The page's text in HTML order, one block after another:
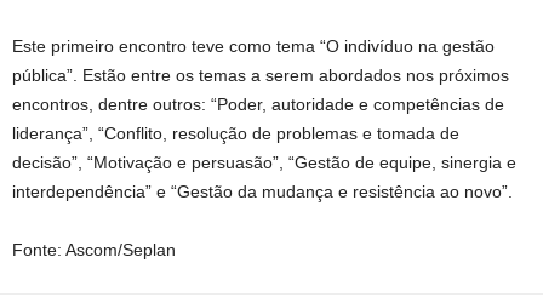
Este primeiro encontro teve como tema “O indivíduo na gestão
pública”. Estão entre os temas a serem abordados nos próximos
encontros, dentre outros: “Poder, autoridade e competências de
liderança”, “Conflito, resolução de problemas e tomada de
decisão”, “Motivação e persuasão”, “Gestão de equipe, sinergia e
interdependência” e “Gestão da mudança e resistência ao novo”.
Fonte: Ascom/Seplan